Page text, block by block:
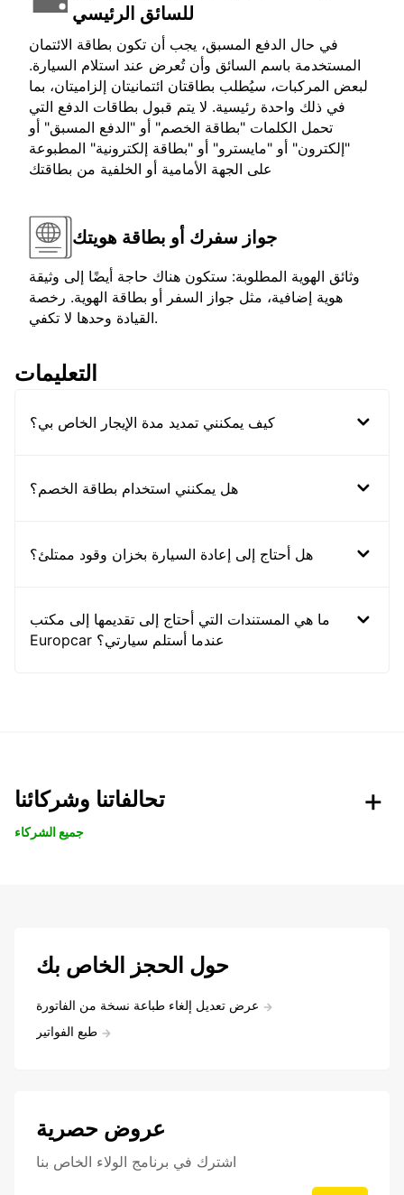
للسائق الرئيسي
في حال الدفع المسبق، يجب أن تكون بطاقة الائتمان
المستخدمة باسم السائق وأن تُعرض عند استلام السيارة.
لبعض المركبات، سيُطلب بطاقتان ائتمانيتان إلزاميتان، بما
في ذلك واحدة رئيسية. لا يتم قبول بطاقات الدفع التي
تحمل الكلمات "بطاقة الخصم" أو "الدفع المسبق" أو
"إلكترون" أو "مايسترو" أو "بطاقة إلكترونية" المطبوعة
على الجهة الأمامية أو الخلفية من بطاقتك
جواز سفرك أو بطاقة هويتك
وثائق الهوية المطلوبة: ستكون هناك حاجة أيضًا إلى وثيقة
هوية إضافية، مثل جواز السفر أو بطاقة الهوية. رخصة
القيادة وحدها لا تكفي.
التعليمات
كيف يمكنني تمديد مدة الإيجار الخاص بي؟
هل يمكنني استخدام بطاقة الخصم؟
هل أحتاج إلى إعادة السيارة بخزان وقود ممتلئ؟
ما هي المستندات التي أحتاج إلى تقديمها إلى مكتب
Europcar عندما أستلم سيارتي؟
تحالفاتنا وشركائنا
جميع الشركاء
حول الحجز الخاص بك
عرض تعديل إلغاء طباعة نسخة من الفاتورة
طبع الفواتير
عروض حصرية
اشترك في برنامج الولاء الخاص بنا